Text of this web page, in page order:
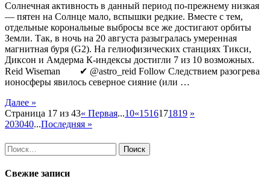
Солнечная активность в данный период по-прежнему низкая
― пятен на Солнце мало, вспышки редкие. Вместе с тем,
отдельные корональные выбросы все же достигают орбиты
Земли. Так, в ночь на 20 августа разыгралась умеренная
магнитная буря (G2). На гелиофизических станциях Тикси,
Диксон и Амдерма К-индексы достигли 7 из 10 возможных.
Reid Wiseman ✔ @astro_reid Follow Следствием разогрева
ионосферы явилось северное сияние (или …
Далее »
Страница 17 из 43« Первая...10«1516171819 »
203040...Последняя »
Найти:
Свежие записи